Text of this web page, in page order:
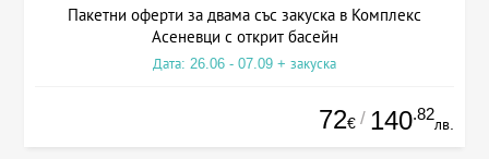
Пакетни оферти за двама със закуска в Комплекс
Асеневци с открит басейн
Дата: 26.06 - 07.09 + закуска
72€ / 140.82
лв.